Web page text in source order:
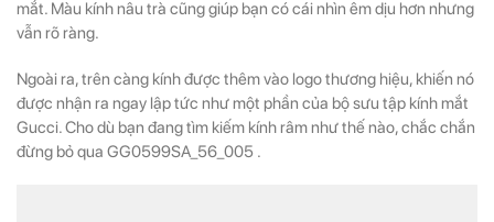
mắt. Màu kính nâu trà cũng giúp bạn có cái nhìn êm dịu hơn nhưng
vẫn rõ ràng.
Ngoài ra, trên càng kính được thêm vào logo thương hiệu, khiến nó
được nhận ra ngay lập tức như một phần của bộ sưu tập kính mắt
Gucci. Cho dù bạn đang tìm kiếm kính râm như thế nào, chắc chắn
đừng bỏ qua GG0599SA_56_005 .